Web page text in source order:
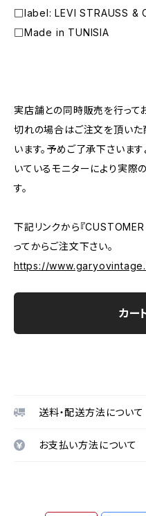
□label: LEVI STRAUSS &
□Made in TUNISIA
実店舗との同時販売を行って
切れの場合はご注文を頂い
います。予めご了承下さいま
いているモニターにより実際
す。
下記リンクから『
ってからご注文下さい。
https://
カー
送料・配送方法について
お支払い方法について